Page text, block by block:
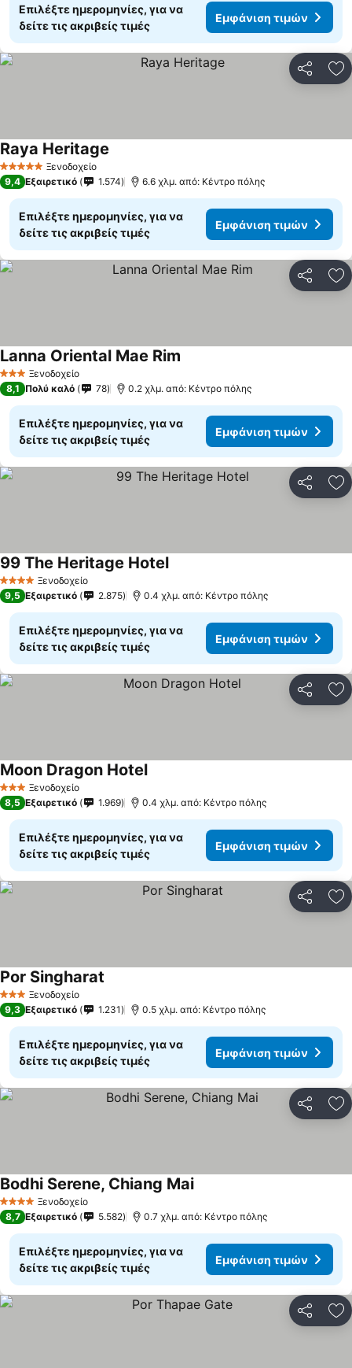
Επιλέξτε ημερομηνίες, για να
δείτε τις ακριβείς τιμές
Εμφάνιση τιμών
5 Αστέρια Ξενοδοχείο
Raya Heritage
9,4 Εξαιρετικό 1.574 6.6 χλμ. από: Κέντρο πόλης
Επιλέξτε ημερομηνίες, για να
δείτε τις ακριβείς τιμές
Εμφάνιση τιμών
3 ΑστέριαΞενοδοχείο
Lanna Oriental Mae Rim
8,1 Πολύ καλό 78 0.2 χλμ. από: Κέντρο πόλης
Επιλέξτε ημερομηνίες, για να
δείτε τις ακριβείς τιμές
Εμφάνιση τιμών
4 ΑστέριαΞενοδοχείο
99 The Heritage Hotel
9,5 Εξαιρετικό 2.875 0.4 χλμ. από: Κέντρο πόλης
Επιλέξτε ημερομηνίες, για να
δείτε τις ακριβείς τιμές
Εμφάνιση τιμών
3 ΑστέριαΞενοδοχείο
Moon Dragon Hotel
8,5 Εξαιρετικό 1.969 0.4 χλμ. από: Κέντρο πόλης
Επιλέξτε ημερομηνίες, για να
δείτε τις ακριβείς τιμές
Εμφάνιση τιμών
3 ΑστέριαΞενοδοχείο
Por Singharat
9,3 Εξαιρετικό 1.231 0.5 χλμ. από: Κέντρο πόλης
Επιλέξτε ημερομηνίες, για να
δείτε τις ακριβείς τιμές
Εμφάνιση τιμών
4 ΑστέριαΞενοδοχείο
Bodhi Serene, Chiang Mai
8,7 Εξαιρετικό 5.582 0.7 χλμ. από: Κέντρο πόλης
Επιλέξτε ημερομηνίες, για να
δείτε τις ακριβείς τιμές
Εμφάνιση τιμών